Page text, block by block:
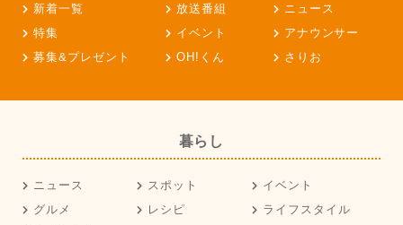
新着一覧 放送番組
ニュース
特集
イベント
アナウンサー
募集&プレゼント
OH!くん さりお
暮らし
ニュース スポット
イベント
グルメ
レシピ
ライフスタイル